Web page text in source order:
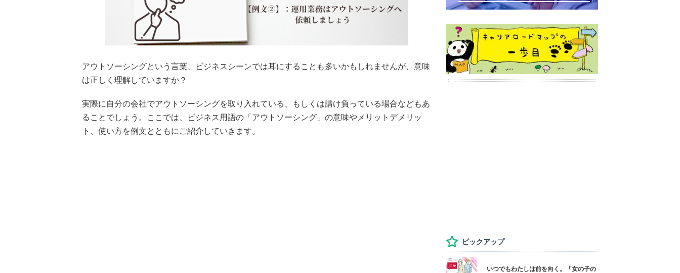
アウトソーシングという言葉、ビジネスシーンでは耳にすることも多いかもしれませんが、意味
は正しく理解していますか？
実際に自分の会社でアウトソーシングを取り入れている、もしくは請け負っている場合などもあ
ることでしょう。ここでは、ビジネス用語の「アウトソーシング」の意味やメリットデメリッ
ト、使い方を例文とともにご紹介していきます。
ピックアップ
いつでもわたしは前を向く。「女の子の